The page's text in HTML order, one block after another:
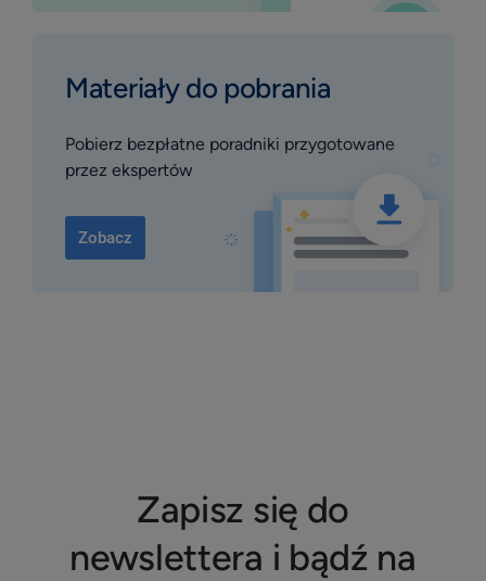
Materiały do pobrania
Pobierz bezpłatne poradniki przygotowane
przez ekspertów
Zobacz
Zapisz się do
newslettera i bądź na